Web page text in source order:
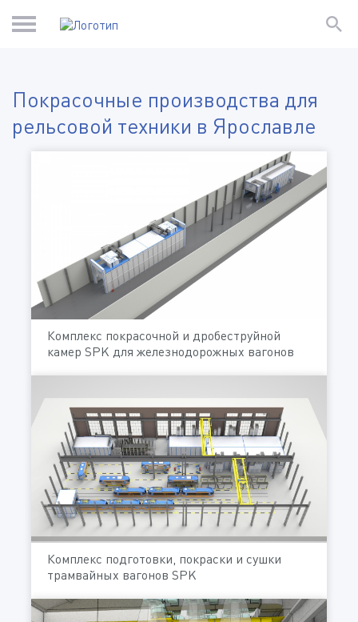
Покрасочные производства для
рельсовой техники в Ярославле
Комплекс покрасочной и дробеструйной
камер SPK для железнодорожных вагонов
Комплекс подготовки, покраски и сушки
трамвайных вагонов SPK